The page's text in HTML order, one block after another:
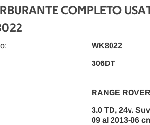
COMPLETO
RANGE
3.0 TD, 24v.
09 al 2013-06
WK8022
306DT